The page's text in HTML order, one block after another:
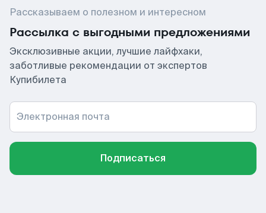
Рассказываем о полезном и интересном
Рассылка с выгодными предложениями
Эксклюзивные акции, лучшие лайфхаки,
заботливые рекомендации от экспертов
Купибилета
Электронная почта
Подписаться